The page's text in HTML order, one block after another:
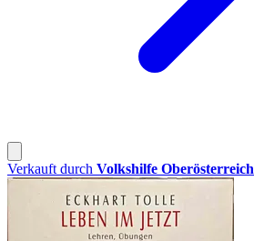
Verkauft durch Volkshilfe Oberösterreich